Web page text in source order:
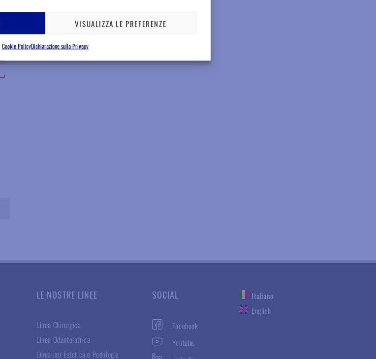
VISUALIZZA LE PREFERENZE
Cookie PolicyDichiarazione sulla Privacy
LE NOSTRE LINEE
Linea Chirurgica
Linea Odontoiatrica
Linea per Estetica e Podologia
SOCIAL
Facebook
Youtube
Italiano
English